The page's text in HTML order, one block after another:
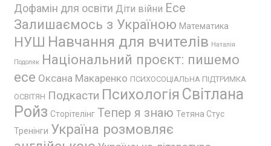
Дофамін для освіти Діти війни Есе
Залишаємось з Україною Математика
НУШ Навчання для вчителів Наталія
Подоляк Національний проєкт: пишемо
есе Оксана Макаренко ПСИХОСОЦІАЛЬНА ПІДТРИМКА
ОСВІТЯН Подкасти Психологія Світлана
Ройз Сторітелінг Тепер я знаю Тетяна Стус
Тренінги Україна розмовляє